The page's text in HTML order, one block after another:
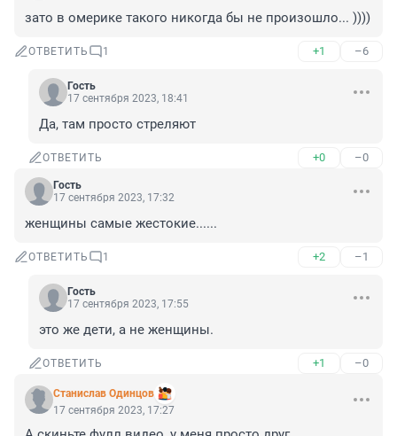
зато в омерике такого никогда бы не произошло... ))))
ОТВЕТИТЬ 1 +1 –6
Гость
17 сентября 2023, 18:41
Да, там просто стреляют
ОТВЕТИТЬ +0 –0
Гость
17 сентября 2023, 17:32
женщины самые жестокие......
ОТВЕТИТЬ 1 +2 –1
Гость
17 сентября 2023, 17:55
это же дети, а не женщины.
ОТВЕТИТЬ +1 –0
Станислав Одинцов
17 сентября 2023, 17:27